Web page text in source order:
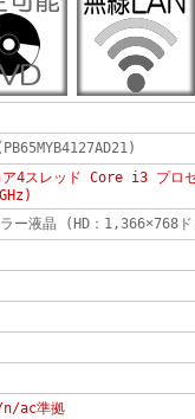
4スレッド Core i3 プロ
ー液晶 (HD：1,366×768
ac準拠